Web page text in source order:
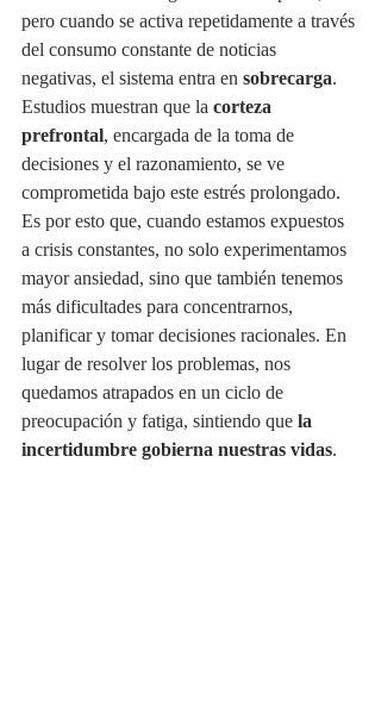
pero cuando se activa repetidamente a través
del consumo constante de noticias
negativas, el sistema entra en sobrecarga.
Estudios muestran que la corteza
prefrontal, encargada de la toma de
decisiones y el razonamiento, se ve
comprometida bajo este estrés prolongado.
Es por esto que, cuando estamos expuestos
a crisis constantes, no solo experimentamos
mayor ansiedad, sino que también tenemos
más dificultades para concentrarnos,
planificar y tomar decisiones racionales. En
lugar de resolver los problemas, nos
quedamos atrapados en un ciclo de
preocupación y fatiga, sintiendo que la
incertidumbre gobierna nuestras vidas.